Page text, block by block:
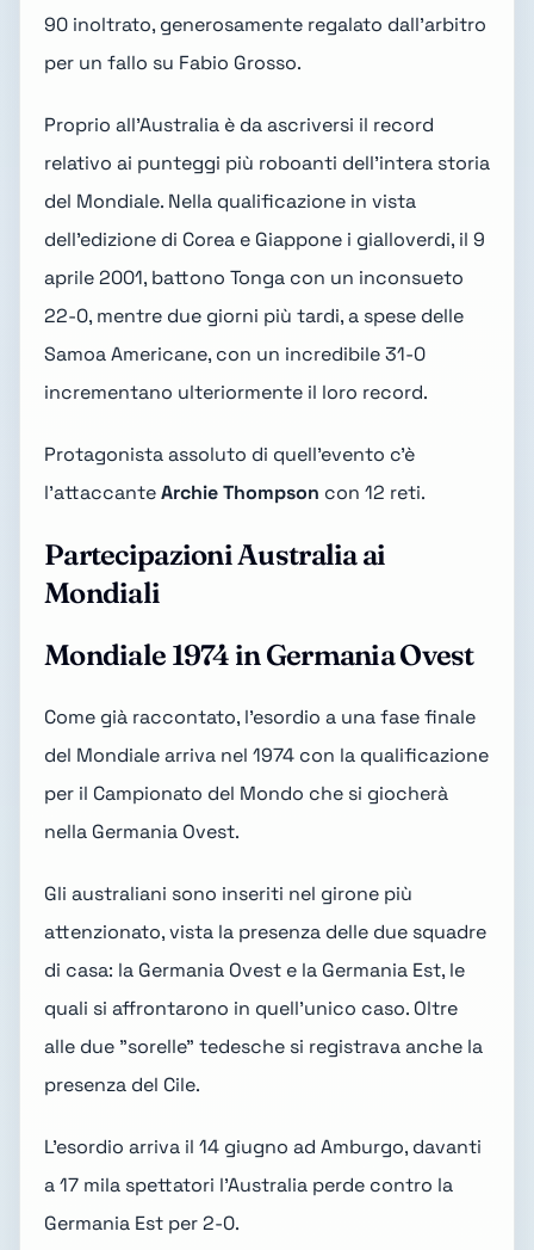
90 inoltrato, generosamente regalato dall'arbitro
per un fallo su Fabio Grosso.
Proprio all'Australia è da ascriversi il record
relativo ai punteggi più roboanti dell'intera storia
del Mondiale. Nella qualificazione in vista
dell'edizione di Corea e Giappone i gialloverdi, il 9
aprile 2001, battono Tonga con un inconsueto
22-0, mentre due giorni più tardi, a spese delle
Samoa Americane, con un incredibile 31-0
incrementano ulteriormente il loro record.
Protagonista assoluto di quell'evento c'è
l'attaccanteArchie Thompson con 12 reti.
Partecipazioni Australia ai
Mondiali
Mondiale 1974 in Germania Ovest
Come già raccontato, l'esordio a una fase finale
del Mondiale arriva nel 1974 con la qualificazione
per il Campionato del Mondo che si giocherà
nella Germania Ovest.
Gli australiani sono inseriti nel girone più
attenzionato, vista la presenza delle due squadre
di casa: la Germania Ovest e la Germania Est, le
quali si affrontarono in quell'unico caso. Oltre
alle due "sorelle" tedesche si registrava anche la
presenza del Cile.
L'esordio arriva il 14 giugno ad Amburgo, davanti
a 17 mila spettatori l'Australia perde contro la
Germania Est per 2-0.